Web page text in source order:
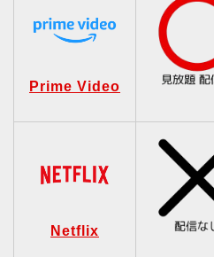
Prime Video
Netflix